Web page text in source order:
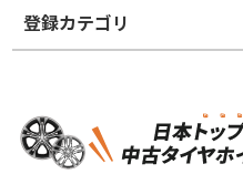
ホイールランク
登録カテゴリ
スタッドレスタイヤのみ